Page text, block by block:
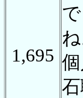
1,695
ね